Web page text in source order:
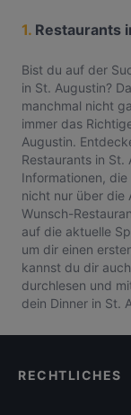
1. Restaurants
Bist du auf der
in St. Augustin?
manchmal nicht
immer das
Augustin.
Restaurants in St.
Informationen,
nicht nur über die
Wunsch-
auf die aktuelle
um dir einen
kannst du dir
durchlesen und
dein Dinner in St.
RECHTLICHES